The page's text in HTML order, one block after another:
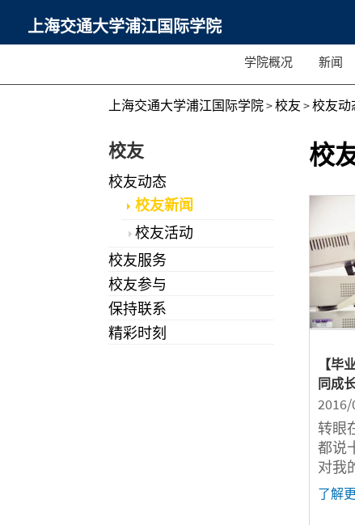
上海交通大学浦江国际学院
学院概况 新闻
上海交通大学浦江国际学院>校友 >校友动
校友
校友动态
校友新闻
校友活动
校友服务
校友参与
保持联系
精彩时刻
校
【毕
同成
转眼
都说
对我
迪都
财富
了解